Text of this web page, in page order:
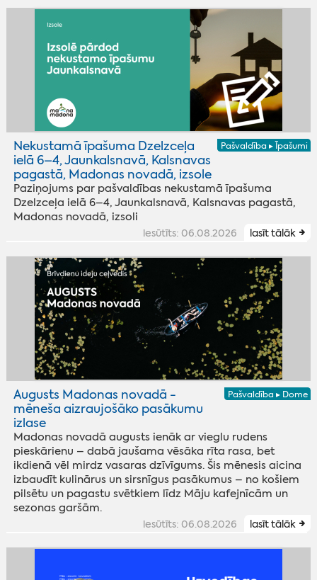
Pašvaldība ▸ Īpašumi
Nekustamā īpašuma Dzelzceļa
ielā 6–4, Jaunkalsnavā, Kalsnavas
pagastā, Madonas novadā, izsole
Paziņojums par pašvaldības nekustamā īpašuma
Dzelzceļa ielā 6–4, Jaunkalsnavā, Kalsnavas pagastā,
Madonas novadā, izsoli
iesūtīts: 06.08.2026 lasīt tālāk
Pašvaldība ▸ Dome
Augusts Madonas novadā -
mēneša aizraujošāko pasākumu
izlase
Madonas novadā augusts ienāk ar vieglu rudens
pieskārienu – dabā jaušama vēsāka rīta rasa, bet
ikdienā vēl mirdz vasaras dzīvīgums. Šis mēnesis aicina
izbaudīt kulinārus un sirsnīgus pasākumus – no košiem
pilsētu un pagastu svētkiem līdz Māju kafejnīcām un
sezonas garšām.
iesūtīts: 06.08.2026 lasīt tālāk